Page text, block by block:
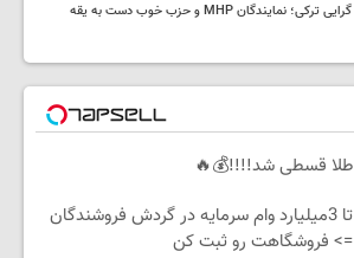
تنش بر سر میراث ملی گرایی ترکی؛ نمایندگان MHP و حزب خوب دست به یقه
طلا قسطی شد!!!!💰🔥
تا 3میلیارد وام سرمایه در گردش فروشندگان
=> فروشگاهت رو ثبت کن